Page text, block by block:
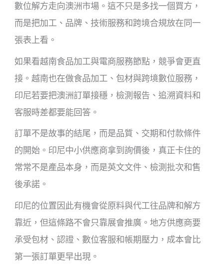
數位解方走向澳洲市場。這不只是多找一個買方，
而是把加工、品牌、技術服務和跨境合規放在同一
張表上看。
如果看越南食品加工與電商服務節點，競爭會更直
接。越南也在做食品加工、包材與跨境數位服務，
印尼若要把澳洲訂單接穩，檢測報告、追溯資料和
客服時差都要能回答。
訂單不是故事的結尾，而是品質、交期和付款條件
的開始。印尼中小供應商拿到詢價後，真正卡住的
常常不是產品本身，而是英文文件、檢測批次和售
後承諾。
印尼的位置因此有機會從原料與代工往品牌和解方
靠近，但這條路不會只靠展會推廣。地方供應商要
承受包材、認證、數位客服和帳期壓力，成本會比
第一張訂單更早出現。